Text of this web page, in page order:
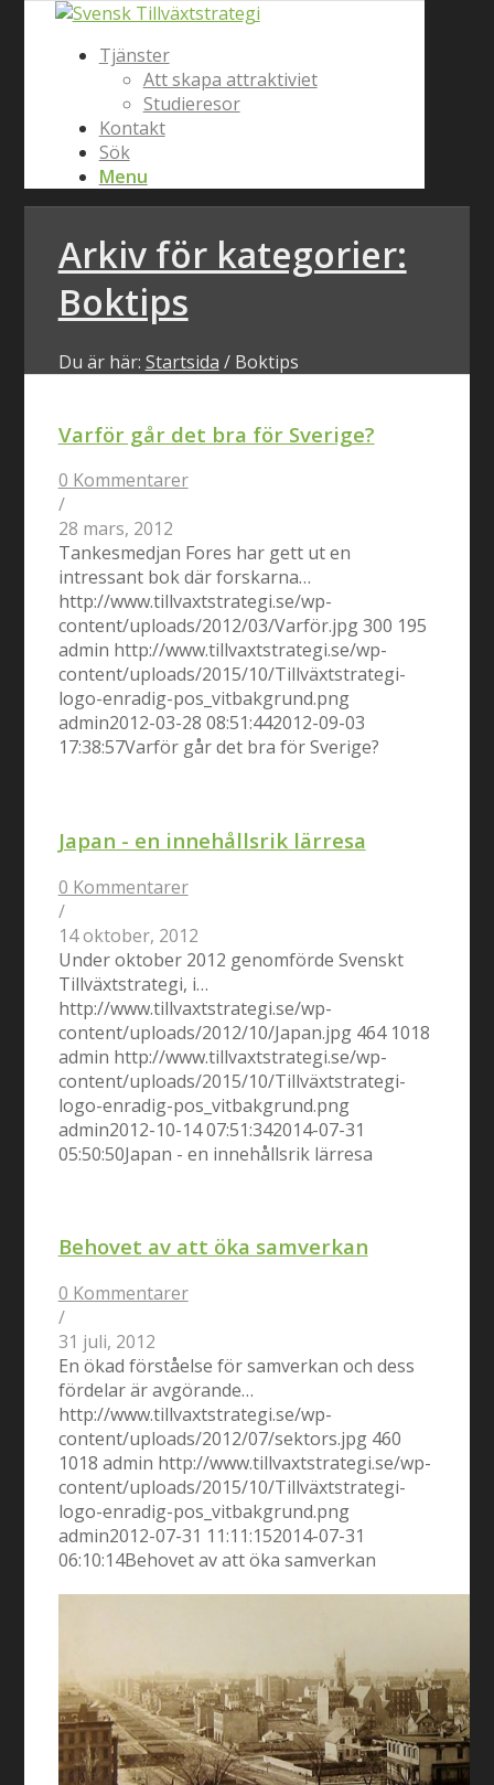
Tjänster
Att skapa attraktiviet
Studieresor
Kontakt
Sök
Menu
Arkiv för kategorier:
Boktips
Du är här: Startsida / Boktips
Varför går det bra för Sverige?
0 Kommentarer
/
28 mars, 2012
Tankesmedjan Fores har gett ut en
intressant bok där forskarna…
http://www.tillvaxtstrategi.se/wp-
content/uploads/2012/03/Varför.jpg300 195
admin http://www.tillvaxtstrategi.se/wp-
content/uploads/2015/10/Tillväxtstrategi-
logo-enradig-pos_vitbakgrund.png
admin2012-03-28 08:51:442012-09-03
17:38:57Varför går det bra för Sverige?
Japan - en innehållsrik lärresa
0 Kommentarer
/
14 oktober, 2012
Under oktober 2012 genomförde Svenskt
Tillväxtstrategi, i…
http://www.tillvaxtstrategi.se/wp-
content/uploads/2012/10/Japan.jpg 464 1018
admin http://www.tillvaxtstrategi.se/wp-
content/uploads/2015/10/Tillväxtstrategi-
logo-enradig-pos_vitbakgrund.png
admin2012-10-14 07:51:342014-07-31
05:50:50Japan - en innehållsrik lärresa
Behovet av att öka samverkan
0 Kommentarer
/
31 juli, 2012
En ökad förståelse för samverkan och dess
fördelar är avgörande…
http://www.tillvaxtstrategi.se/wp-
content/uploads/2012/07/sektors.jpg 460
1018 admin http://www.tillvaxtstrategi.se/wp-
content/uploads/2015/10/Tillväxtstrategi-
logo-enradig-pos_vitbakgrund.png
admin2012-07-31 11:11:152014-07-31
06:10:14Behovet av att öka samverkan